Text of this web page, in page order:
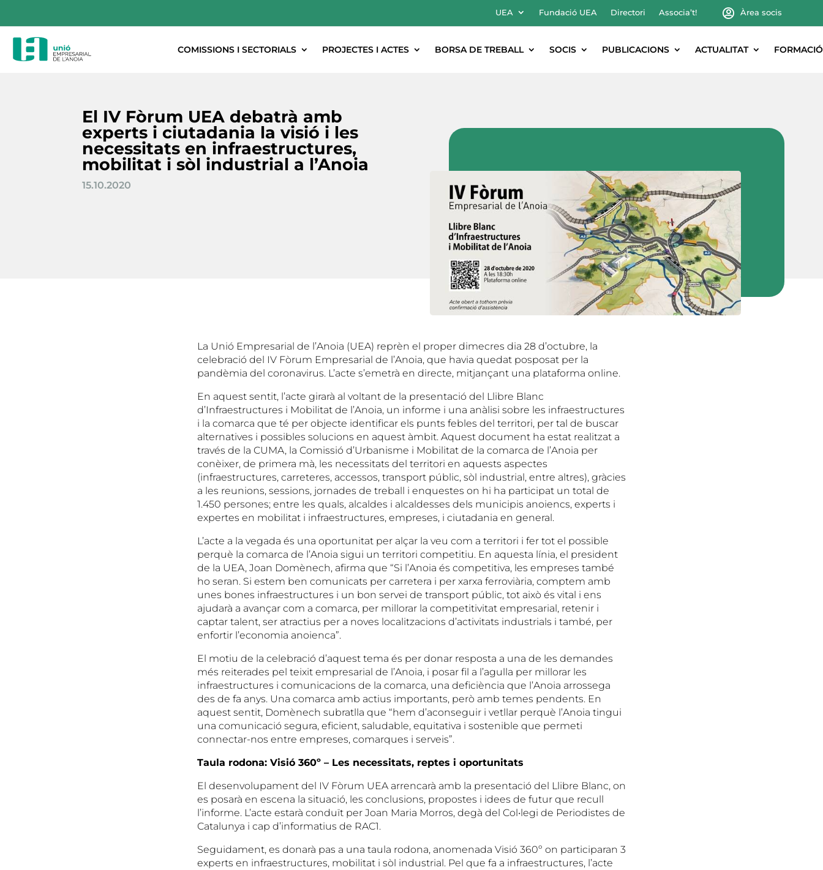
UEA Fundació UEA Directori Associa’t! Àrea socis
COMISSIONS I SECTORIALS PROJECTES I ACTES BORSA DE TREBALL SOCIS PUBLICACIONS ACTUALITAT FORMACIÓ
El IV Fòrum UEA debatrà amb
experts i ciutadania la visió i les
necessitats en infraestructures,
mobilitat i sòl industrial a l’Anoia
15.10.2020
La Unió Empresarial de l’Anoia (UEA) reprèn el proper dimecres dia 28 d’octubre, la
celebració del IV Fòrum Empresarial de l’Anoia, que havia quedat posposat per la
pandèmia del coronavirus. L’acte s’emetrà en directe, mitjançant una plataforma online.
En aquest sentit, l’acte girarà al voltant de la presentació del Llibre Blanc
d’Infraestructures i Mobilitat de l’Anoia, un informe i una anàlisi sobre les infraestructures
i la comarca que té per objecte identificar els punts febles del territori, per tal de buscar
alternatives i possibles solucions en aquest àmbit. Aquest document ha estat realitzat a
través de la CUMA, la Comissió d’Urbanisme i Mobilitat de la comarca de l’Anoia per
conèixer, de primera mà, les necessitats del territori en aquests aspectes
(infraestructures, carreteres, accessos, transport públic, sòl industrial, entre altres), gràcies
a les reunions, sessions, jornades de treball i enquestes on hi ha participat un total de
1.450 persones; entre les quals, alcaldes i alcaldesses dels municipis anoiencs, experts i
expertes en mobilitat i infraestructures, empreses, i ciutadania en general.
L’acte a la vegada és una oportunitat per alçar la veu com a territori i fer tot el possible
perquè la comarca de l’Anoia sigui un territori competitiu. En aquesta línia, el president
de la UEA, Joan Domènech, afirma que “Si l’Anoia és competitiva, les empreses també
ho seran. Si estem ben comunicats per carretera i per xarxa ferroviària, comptem amb
unes bones infraestructures i un bon servei de transport públic, tot això és vital i ens
ajudarà a avançar com a comarca, per millorar la competitivitat empresarial, retenir i
captar talent, ser atractius per a noves localitzacions d’activitats industrials i també, per
enfortir l’economia anoienca”.
El motiu de la celebració d’aquest tema és per donar resposta a una de les demandes
més reiterades pel teixit empresarial de l’Anoia, i posar fil a l’agulla per millorar les
infraestructures i comunicacions de la comarca, una deficiència que l’Anoia arrossega
des de fa anys. Una comarca amb actius importants, però amb temes pendents. En
aquest sentit, Domènech subratlla que “hem d’aconseguir i vetllar perquè l’Anoia tingui
una comunicació segura, eficient, saludable, equitativa i sostenible que permeti
connectar-nos entre empreses, comarques i serveis”.
Taula rodona: Visió 360º – Les necessitats, reptes i oportunitats
El desenvolupament del IV Fòrum UEA arrencarà amb la presentació del Llibre Blanc, on
es posarà en escena la situació, les conclusions, propostes i idees de futur que recull
l’informe. L’acte estarà conduït per Joan Maria Morros, degà del Col•legi de Periodistes de
Catalunya i cap d’informatius de RAC1.
Seguidament, es donarà pas a una taula rodona, anomenada Visió 360º on participaran 3
experts en infraestructures, mobilitat i sòl industrial. Pel que fa a infraestructures, l’acte